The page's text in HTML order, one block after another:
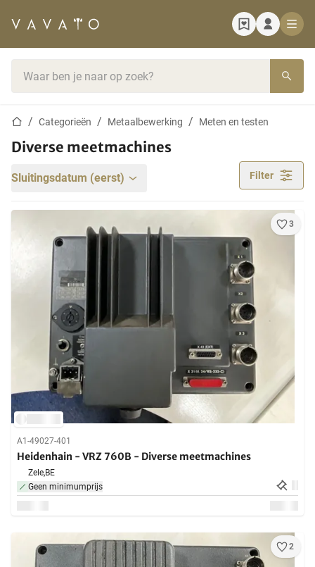
StartpaginaCategorieën Metaalbewerking Meten en testen
Diverse meetmachines
Sluitingsdatum (eerst) Filter
3
A1-49027-401
Heidenhain - VRZ 760B - Diverse meetmachines
Zele,BE
Geen minimumprijs
2